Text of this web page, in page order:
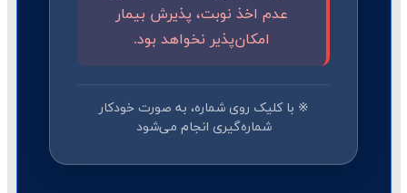
عدم اخذ نوبت، پذیرش بیمار
امکان‌پذیر نخواهد بود.
※ با کلیک روی شماره، به صورت خودکار
شماره‌گیری انجام می‌شود